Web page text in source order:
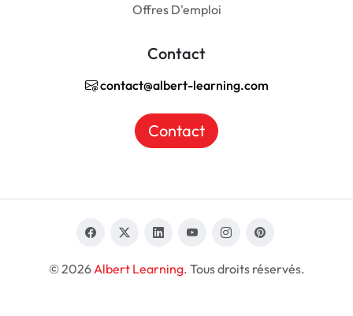
Offres D'emploi
Contact
contact@albert-learning.com
Contact
© 2026 Albert Learning. Tous droits réservés.